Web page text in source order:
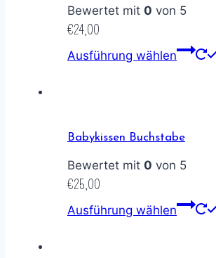
Bewertet mit 0 von 5
€24,00
Ausführung wählen
Babykissen Buchstabe
Bewertet mit 0 von 5
€25,00
Ausführung wählen